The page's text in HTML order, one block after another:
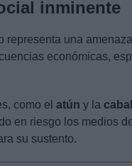
inminente
representa una
económicas,
como el atún y la
en riesgo los medios
su sustento.